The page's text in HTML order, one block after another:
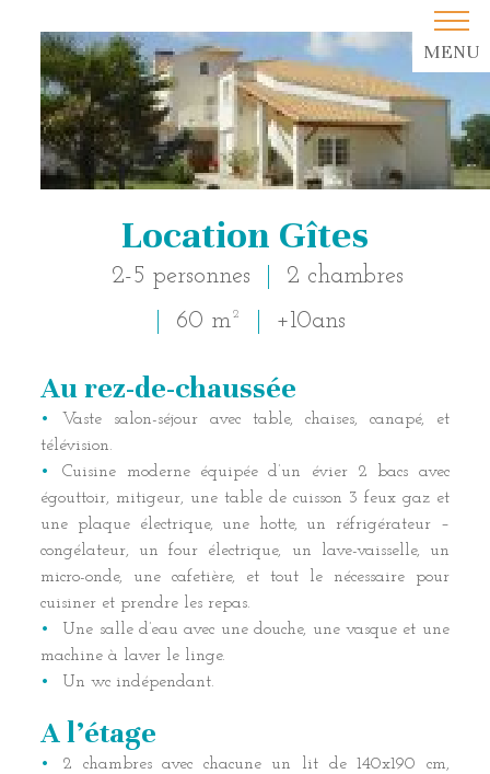
MENU
Location Gîtes
2-5 personnes
2 chambres
60 m²
+10ans
Description hébergement
Au rez-de-chaussée
Vaste salon-séjour avec table, chaises, canapé, et
télévision.
Cuisine moderne équipée d’un évier 2 bacs avec
égouttoir, mitigeur, une table de cuisson 3 feux gaz et
une plaque électrique, une hotte, un réfrigérateur –
congélateur, un four électrique, un lave-vaisselle, un
micro-onde, une cafetière, et tout le nécessaire pour
cuisiner et prendre les repas.
Une salle d’eau avec une douche, une vasque et une
machine à laver le linge.
Un wc indépendant.
​A l’étage
2 chambres avec chacune un lit de 140x190 cm,